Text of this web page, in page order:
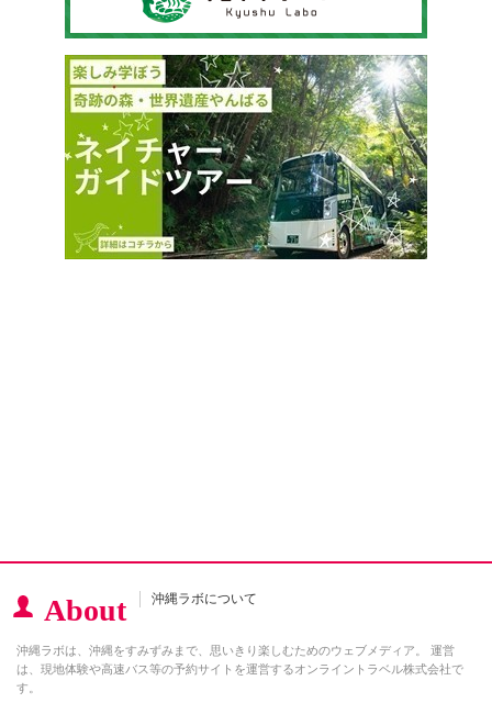
About 沖縄ラボについて
沖縄ラボは、沖縄をすみずみまで、思いきり楽しむためのウェブメディア。 運営
は、現地体験や高速バス等の予約サイトを運営するオンライントラベル株式会社で
す。